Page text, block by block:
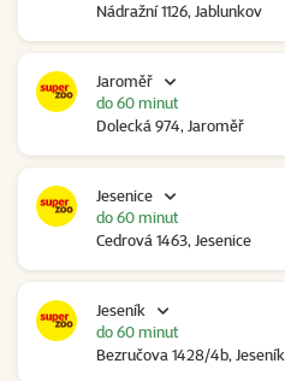
Nádražní 1126, Jablunkov
Jaroměř
Dolecká 974, Jaroměř
do 60 minut
Jesenice
Cedrová 1463, Jesenice
do 60 minut
Jeseník
Bezručova 1428/4b, Jeseník
do 60 minut